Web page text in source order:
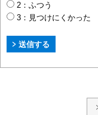
2：ふつう
3：見つけにくかった